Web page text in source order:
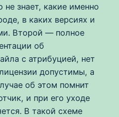
не знает, какие именно
в каких версиях и
Второй — полное
об
с атрибуцией, нет
допустимы, а
об этом помнит
и при его уходе
В такой схеме